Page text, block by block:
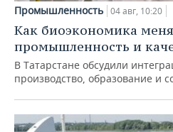
Промышленность 04 авг, 10:20
Как биоэкономика
промышленность и
В Татарстане обсудили
производство, образование и